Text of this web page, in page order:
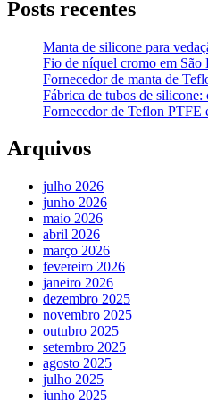
Posts recentes
Manta de silicone para
Fio de níquel cromo em São
Fornecedor de manta de
Fábrica de tubos de
Fornecedor de Teflon PTFE
Arquivos
julho 2026
junho 2026
maio 2026
abril 2026
março 2026
fevereiro 2026
janeiro 2026
dezembro 2025
novembro 2025
outubro 2025
setembro 2025
agosto 2025
julho 2025
junho 2025